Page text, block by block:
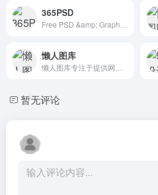
365PSD
懒人图库
暂无评论